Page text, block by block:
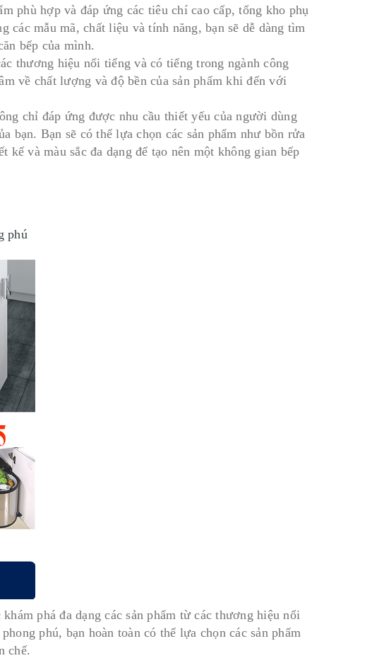
phù hợp và đáp ứng các tiêu chí cao cấp, tổng kho phụ
mẫu mã, chất liệu và tính năng, bạn sẽ dễ dàng tìm
bếp của mình.
thương hiệu nổi tiếng và có tiếng trong ngành công
về chất lượng và độ bền của sản phẩm khi đến với
chỉ đáp ứng được nhu cầu thiết yếu của người dùng
bạn. Bạn sẽ có thể lựa chọn các sản phẩm như bồn rửa
và màu sắc đa dạng để tạo nên một không gian bếp
phú
phá đa dạng các sản phẩm từ các thương hiệu nổi
phú, bạn hoàn toàn có thể lựa chọn các sản phẩm
chế.